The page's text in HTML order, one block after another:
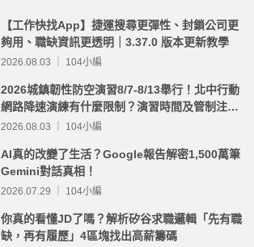
【工作快找App】捷運搜尋更彈性、封鎖公司更
夠用、職缺資訊更透明｜3.37.0 版本更新教學
2026.08.03 ｜ 104小編
2026城鎮韌性防空演習8/7-8/13舉行！北中行動
網路降速演練有什麼限制？演習時間及管制注意
事項整理
2026.08.03 ｜ 104小編
AI真的改變了生活？Google報告解密1,500萬筆
Gemini對話真相！
2026.07.29 ｜ 104小編
你真的看懂JD了嗎？解析矽谷求職邏輯「先有職
缺，再有履歷」4區塊找出高薪籌碼